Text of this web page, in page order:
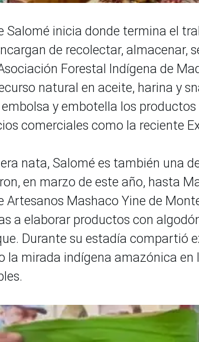
Salomé inicia donde termina el
de recolectar, almacenar,
Forestal Indígena de
natural en aceite, harina y
y embotella los
comerciales como la reciente
nata, Salomé es también una
en marzo de este año, hasta
Artesanos Mashaco Yine de
a elaborar productos con
Durante su estadía compartió
la mirada indígena amazónica